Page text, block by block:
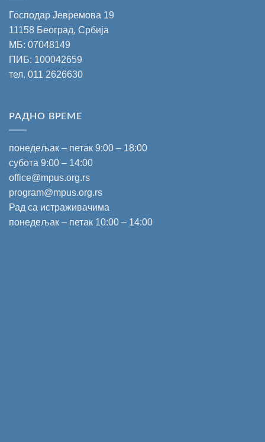
Господар Јевремова 19
11158 Београд, Србија
МБ: 07048149
ПИБ: 100042659
тел. 011 2626630
РАДНО ВРЕМЕ
понедељак – петак 9:00 – 18:00
субота 9:00 – 14:00
office@mpus.org.rs
program@mpus.org.rs
Рад са истраживачима
понедељак – петак 10:00 – 14:00